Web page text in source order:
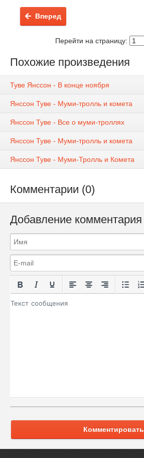
Вперед
Перейти на страницу:
Похожие произведения
Туве Янссон - В конце ноября
Янссон Туве - Муми-тролль и комета
Янссон Туве - Все о муми-троллях
Янссон Туве - Муми-тролль и комета
Янссон Туве - Муми-Тролль и Комета
Комментарии (0)
Добавление комментария
Комментировать